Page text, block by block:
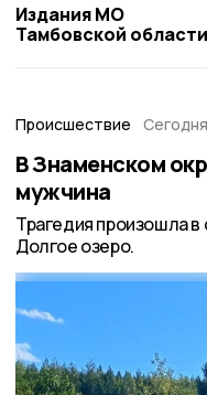
Издания МО
Тамбовской области
Происшествие
В Знаменском
мужчина
Трагедия произошла
Долгое озеро.